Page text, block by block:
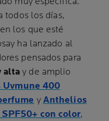
todos los días,
los que esté
ha lanzado al
pensados para
altay de amplio
400
y Anthelios
con color,